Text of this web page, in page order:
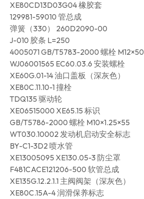
XE80CD13D03G04 橡胶套
129981-59010 管总成
弹簧（330） 260D2090-00
J-010 胶条 L=250
4005071 GB/T5783-2000 螺栓 M12×50
WJ06001565 EC60.03.6 安装螺栓
XE60G.01-14 油口盖板（深灰色）
XE80C.11.10-1 撞栓
TDQ135 驱动轮
XE06515000 XE65.15 标识
GB/T5786-2000 螺栓 M10×1.25×55
WT030.10002 发动机启动安全标志
BY-C1-3D2 喷水管
XE13005095 XE130.05-3 防尘罩
F481CACE121206-500 软管总成
XE135G.12.2.1.1 主阀阀架（深灰色）
XE80C.15A-4 润滑保养标志